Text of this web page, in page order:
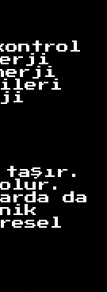
taşır.
da